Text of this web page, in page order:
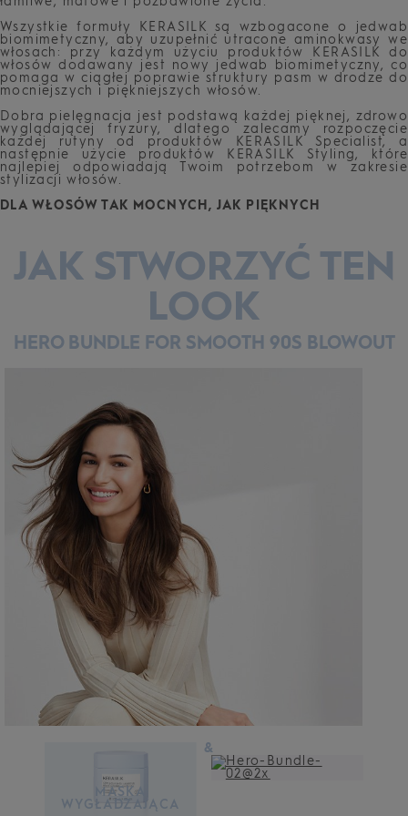
Wszystkie formuły KERASILK są wzbogacone o jedwab
biomimetyczny, aby uzupełnić utracone aminokwasy we
włosach: przy każdym użyciu produktów KERASILK do
włosów dodawany jest nowy jedwab biomimetyczny, co
pomaga w ciągłej poprawie struktury pasm w drodze do
mocniejszych i piękniejszych włosów.
Dobra pielęgnacja jest podstawą każdej pięknej, zdrowo
wyglądającej fryzury, dlatego zalecamy rozpoczęcie
każdej rutyny od produktów KERASILK Specialist, a
następnie użycie produktów KERASILK Styling, które
najlepiej odpowiadają Twoim potrzebom w zakresie
stylizacji włosów.
DLA WŁOSÓW TAK MOCNYCH, JAK PIĘKNYCH
JAK STWORZYĆ TEN
LOOK
HERO BUNDLE FOR SMOOTH 90S BLOWOUT
MASKA
WYGŁADZAJĄCA
&